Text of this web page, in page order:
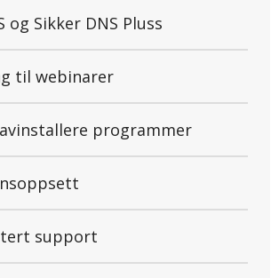
og Sikker DNS Pluss
til webinarer
programmer
support